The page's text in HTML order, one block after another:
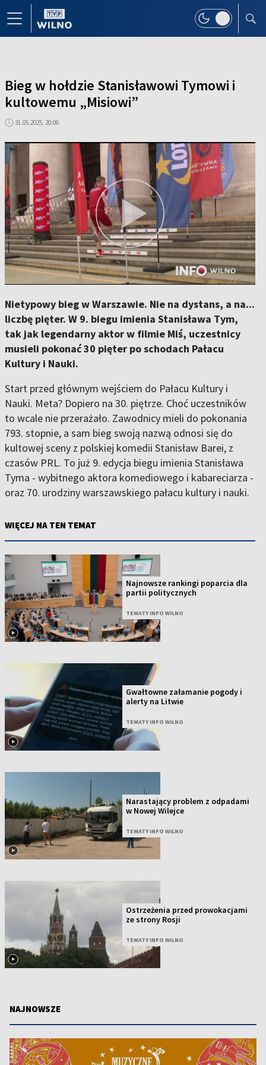
Bieg w hołdzie Stanisławowi Tymowi i
kultowemu „Misiowi”
31.05.2025, 20:06
Nietypowy bieg w Warszawie. Nie na dystans, a na...
liczbę pięter. W 9. biegu imienia Stanisława Tym,
tak jak legendarny aktor w filmie Miś, uczestnicy
musieli pokonać 30 pięter po schodach Pałacu
Kultury i Nauki.
Start przed głównym wejściem do Pałacu Kultury i
Nauki. Meta? Dopiero na 30. piętrze. Choć uczestników
to wcale nie przerażało. Zawodnicy mieli do pokonania
793. stopnie, a sam bieg swoją nazwą odnosi się do
kultowej sceny z polskiej komedii Stanisław Barei, z
czasów PRL. To już 9. edycja biegu imienia Stanisława
Tyma - wybitnego aktora komediowego i kabareciarza -
oraz 70. urodziny warszawskiego pałacu kultury i nauki.
WIĘCEJ NA TEN TEMAT
Najnowsze rankingi poparcia dla
partii politycznych
TEMATY INFO WILNO
Gwałtowne załamanie pogody i
alerty na Litwie
TEMATY INFO WILNO
Narastający problem z odpadami
w Nowej Wilejce
TEMATY INFO WILNO
Ostrzeżenia przed prowokacjami
ze strony Rosji
TEMATY INFO WILNO
NAJNOWSZE